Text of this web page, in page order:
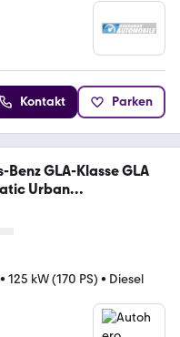
Kontakt Parken
Benz GLA-Klasse GLA
Urban
• 125 kW (170 PS) • Diesel